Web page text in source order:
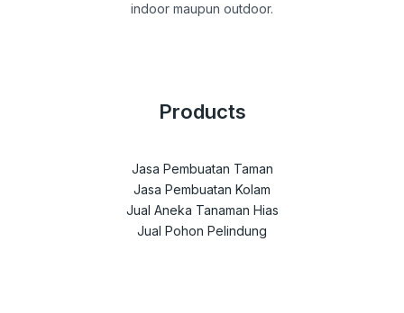
indoor maupun outdoor.
Products
Jasa Pembuatan Taman
Jasa Pembuatan Kolam
Jual Aneka Tanaman Hias
Jual Pohon Pelindung